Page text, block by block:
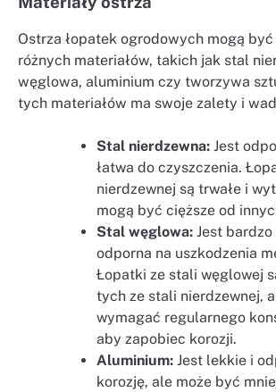
Ostrza łopatek ogrodowych mogą
różnych materiałów, takich jak stal
węglowa, aluminium czy tworzywa
tych materiałów ma swoje zalety i
Stal nierdzewna: Jest
łatwa do czyszczenia.
nierdzewnej są trwałe i
mogą być cięższe od
Stal węglowa: Jest
odporna na uszkodzenia
Łopatki ze stali węglowej
tych ze stali nierdzewnej,
wymagać regularnego
aby zapobiec korozji.
Aluminium: Jest lekkie i
korozję, ale może być